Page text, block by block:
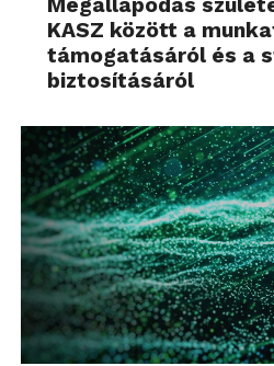
KASZ között a
támogatásáról és a
biztosításáról